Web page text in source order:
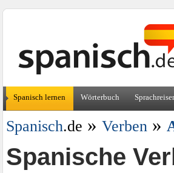
Spanisch lernen Wörterbuch
Spanisch.de » Verben»
Spanische